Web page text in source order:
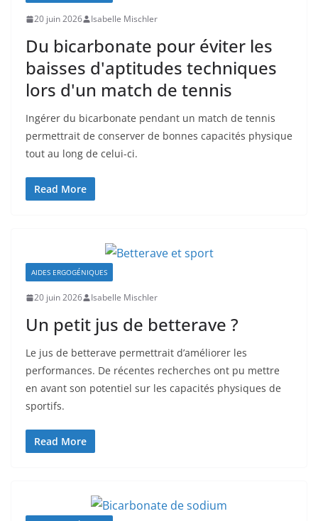
20 juin 2026 Isabelle Mischler
Du bicarbonate pour éviter les
baisses d'aptitudes techniques
lors d'un match de tennis
Ingérer du bicarbonate pendant un match de tennis
permettrait de conserver de bonnes capacités physique
tout au long de celui-ci.
Read More
AIDES ERGOGÉNIQUES
20 juin 2026 Isabelle Mischler
Un petit jus de betterave ?
Le jus de betterave permettrait d’améliorer les
performances. De récentes recherches ont pu mettre
en avant son potentiel sur les capacités physiques de
sportifs.
Read More